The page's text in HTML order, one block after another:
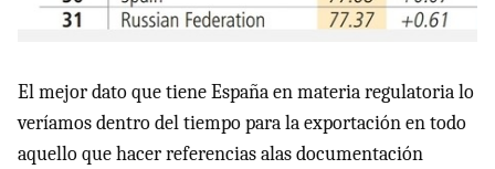
El mejor dato que tiene España en materia regulatoria lo
veríamos dentro del tiempo para la exportación en todo
aquello que hacer referencias alas documentación